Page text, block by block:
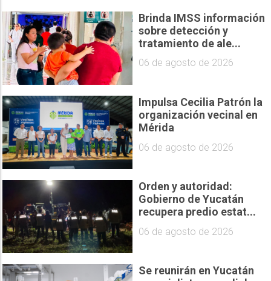
Brinda IMSS información
sobre detección y
tratamiento de ale...
06 de agosto de 2026
Impulsa Cecilia Patrón la
organización vecinal en
Mérida
06 de agosto de 2026
Orden y autoridad:
Gobierno de Yucatán
recupera predio estat...
06 de agosto de 2026
Se reunirán en Yucatán